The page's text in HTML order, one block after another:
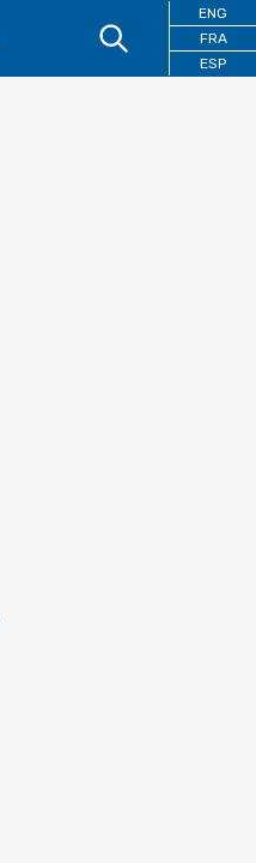
ENG
FRA
ESP